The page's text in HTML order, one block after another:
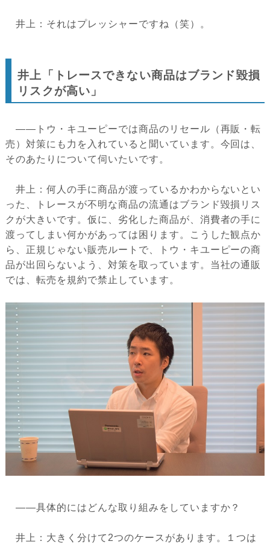
井上：それはプレッシャーですね（笑）。
井上「トレースできない商品はブランド毀損
リスクが高い」
――トウ・キユーピーでは商品のリセール（再販・転
売）対策にも力を入れていると聞いています。今回は、
そのあたりについて伺いたいです。
井上：何人の手に商品が渡っているかわからないとい
った、トレースが不明な商品の流通はブランド毀損リス
クが大きいです。仮に、劣化した商品が、消費者の手に
渡ってしまい何かがあっては困ります。こうした観点か
ら、正規じゃない販売ルートで、トウ・キユーピーの商
品が出回らないよう、対策を取っています。当社の通販
では、転売を規約で禁止しています。
――具体的にはどんな取り組みをしていますか？
井上：大きく分けて2つのケースがあります。１つは